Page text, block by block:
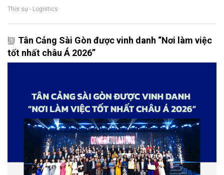
Thời sự - Logistics
Tân Cảng Sài Gòn được vinh danh “Nơi làm việc
tốt nhất châu Á 2026”